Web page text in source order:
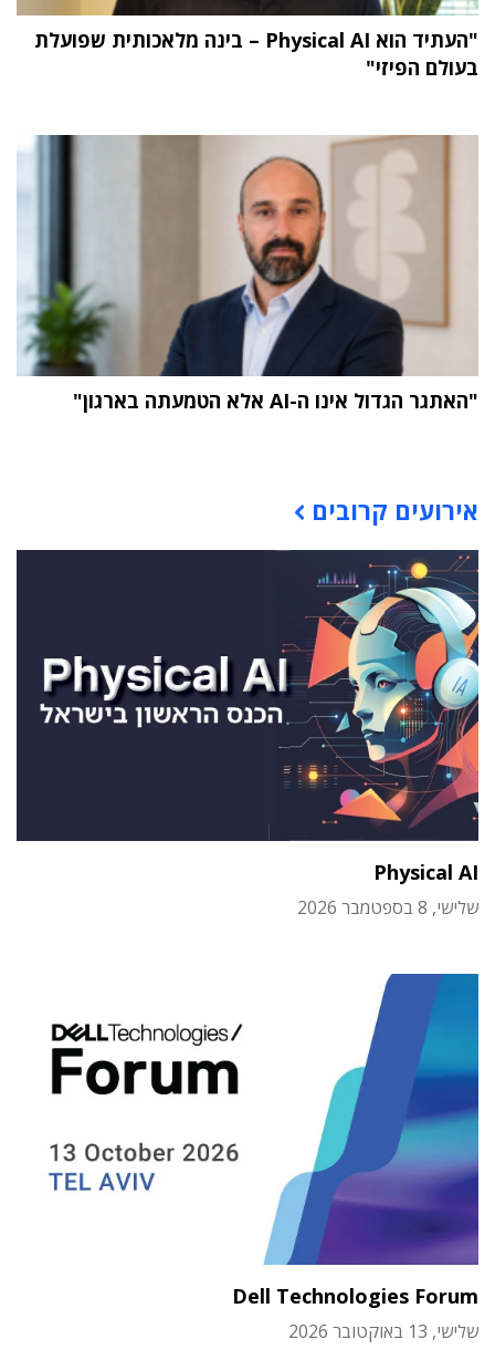
"העתיד הוא Physical AI – בינה מלאכותית שפועלת
בעולם הפיזי"
"האתגר הגדול אינו ה-AI אלא הטמעתה בארגון"
אירועים קרובים
Physical AI
שלישי, 8 בספטמבר 2026
Dell Technologies Forum
שלישי, 13 באוקטובר 2026